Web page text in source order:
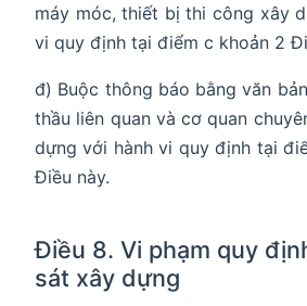
máy móc, thiết bị thi công xây
vi quy định tại điểm c khoản 2
đ) Buộc thông báo bằng văn
thầu liên quan và cơ quan
dựng với hành vi quy định tại
Điều này.
Điều 8. Vi phạm quy
sát xây dựng